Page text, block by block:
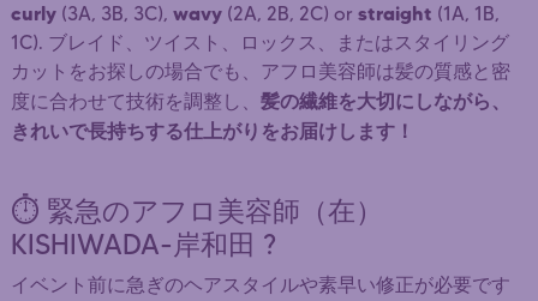
curly (3A, 3B, 3C), wavy (2A, 2B, 2C) or straight (1A, 1B,
1C). ブレイド、ツイスト、ロックス、またはスタイリング
カットをお探しの場合でも、アフロ美容師は髪の質感と密
度に合わせて技術を調整し、 髪の繊維を大切にしながら、
きれいで長持ちする仕上がりをお届けします！
⏱️ 緊急のアフロ美容師（在）
KISHIWADA-岸和田 ?
イベント前に急ぎのヘアスタイルや素早い修正が必要です